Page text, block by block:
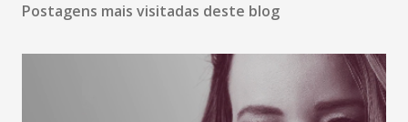
de negócios do Nordeste, reunindo profissionais de marcas
LinkedIn, VISA, Grupo 3corações, TikTok e M. Dias Branco.
A nova edição chega em um momento em que autenticidade
e consistência ganham peso nas conversas sobre marca,
Postagens mais visitadas deste blog